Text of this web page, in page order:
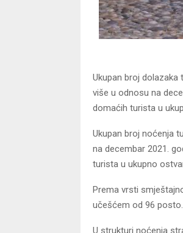
Ukupan broj dolazaka
više u odnosu na
domaćih turista u
Ukupan broj noćenja
na decembar 2021.
turista u ukupno
Prema vrsti
učešćem od 96 posto.
U strukturi noćenja